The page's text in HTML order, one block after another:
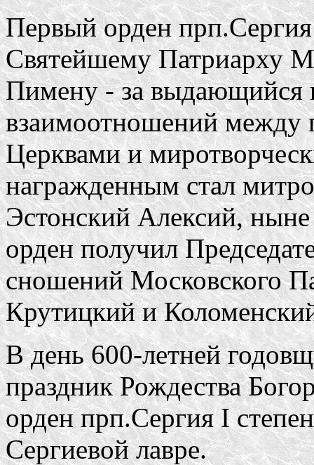
Первый орден
Святейшему Патриарху
Пимену - за выдающийся
взаимоотношений между
Церквами и
награжденным стал
Эстонский Алексий,
орден получил
сношений Московского
Крутицкий и
В день 600-летней
праздник Рождества
орден прп.Сергия I
Сергиевой лавре.